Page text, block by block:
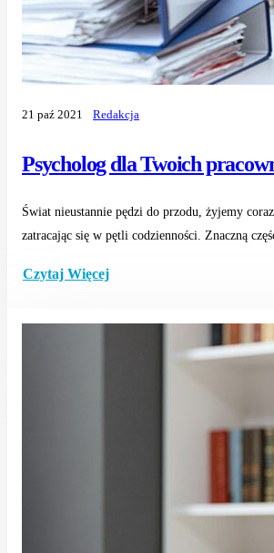
Psycholog dla Twoich
21 paź 2021 Redakcja
Świat nieustannie pędzi do przodu, żyjemy
zatracając się w pętli codzienności. Znaczną
Czytaj Więcej